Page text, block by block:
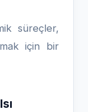
süreçler,
için bir